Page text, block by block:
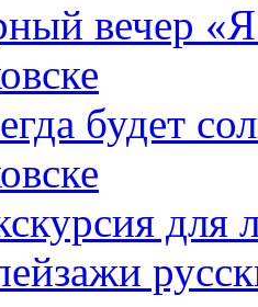
вечер
будет
для